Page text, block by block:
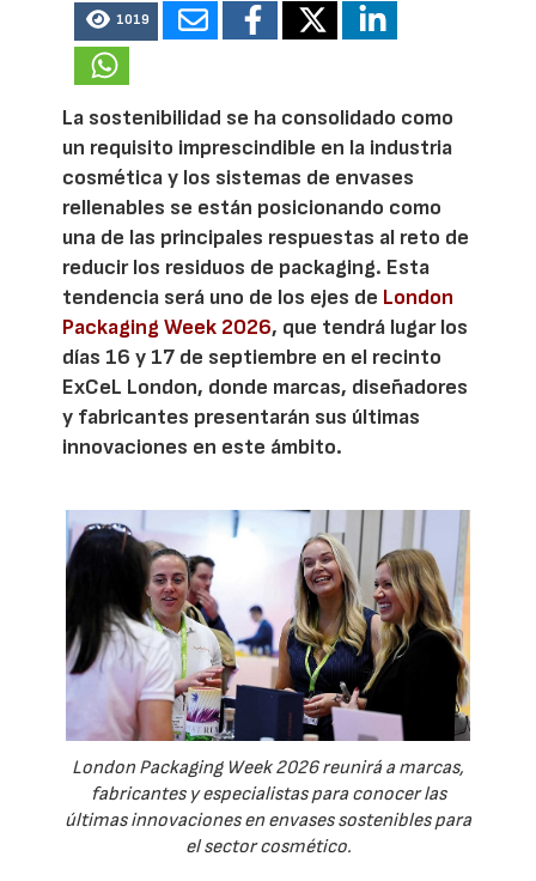
1019
La sostenibilidad se ha consolidado como
un requisito imprescindible en la industria
cosmética y los sistemas de envases
rellenables se están posicionando como
una de las principales respuestas al reto de
reducir los residuos de packaging. Esta
tendencia será uno de los ejes de London
Packaging Week 2026, que tendrá lugar los
días 16 y 17 de septiembre en el recinto
ExCeL London, donde marcas, diseñadores
y fabricantes presentarán sus últimas
innovaciones en este ámbito.
London Packaging Week 2026 reunirá a marcas,
fabricantes y especialistas para conocer las
últimas innovaciones en envases sostenibles para
el sector cosmético.